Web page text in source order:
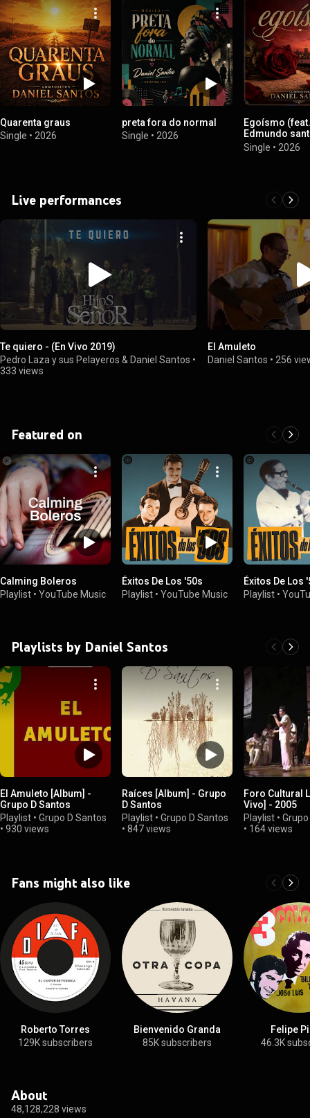
Quarenta graus
Single • 2026
preta fora do normal
Single • 2026
Egoísmo (feat.
Edmundo
almeida)
Single • 2026
Live performances
Te quiero - (En Vivo 2019)
Pedro Laza y sus Pelayeros & Daniel Santos •
333 views
El Amuleto
Daniel Santos • 256
Featured on
Calming Boleros
Playlist • YouTube Music
Éxitos De Los '50s
Playlist • YouTube Music
Éxitos De Los
Playlist •
Playlists by Daniel Santos
El Amuleto [Album] -
Grupo D Santos
Playlist • Grupo D Santos
• 930 views
Raíces [Album] - Grupo
D Santos
Playlist • Grupo D Santos
• 847 views
Foro Cultural
Vivo] - 2005
Playlist •
• 164 views
Fans might also like
Roberto Torres
129K subscribers
Bienvenido Granda
85K subscribers
Felipe
46.3K
About
48,128,228 views